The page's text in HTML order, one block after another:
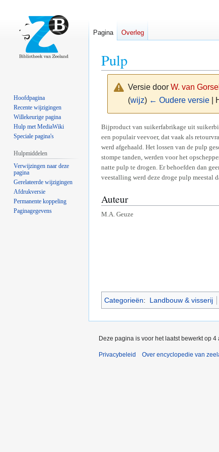
Pulp
Versie door W. van Gorsel
(wijz) ← Oudere versie|
Naar
navigatie
springen
Naar
zoeken
springen
Bijproduct van suikerfabrikage uit
een populair veevoer, dat vaak als
werd afgehaald. Het lossen van de pulp
stompe tanden, werden voor het
natte pulp te drogen. Er behoefden dan
veestalling werd deze droge pulp meestal
Auteur
M.A. Geuze
Categorieën: Landbouw & visserij
Pagina Overleg
Hoofdpagina
Recente wijzigingen
Willekeurige pagina
Hulp met MediaWiki
Speciale pagina's
Hulpmiddelen
Verwijzingen naar deze
pagina
Gerelateerde wijzigingen
Afdrukversie
Permanente koppeling
Paginagegevens
Deze pagina is voor het laatst bewerkt op
Privacybeleid Over encyclopedie van